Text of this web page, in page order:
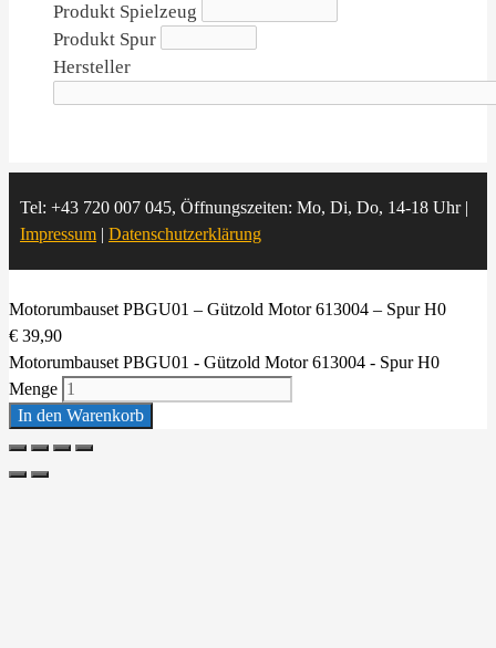
Produkt Spielzeug
Produkt Spur
Hersteller
Tel: +43 720 007 045, Öffnungszeiten: Mo, Di, Do, 14-18 Uhr |
Impressum
Datenschutzerklärung
Motorumbauset PBGU01 – Gützold Motor 613004 – Spur H0
€ 39,90
Motorumbauset PBGU01 - Gützold Motor 613004 - Spur H0
Menge
In den Warenkorb